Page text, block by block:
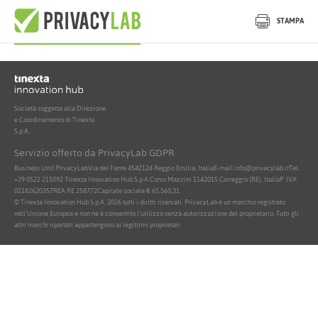
STAMPA
Nessun documento attivo trovato
Società soggetta alla Direzione
e Coordinamento di Tinexta
S.p.A.
Servizio offerto da PrivacyLab GDPR
Business Unit PrivacyLabVia del Fante 4542124 Reggio Emilia, ItaliaE-mail info@privacylab.itTel.
+39 0522 215092Tinexta Innovation Hub S.p.A.Corso Mazzini 1142015 Correggio (RE), ItaliaP. IVA
02182620357REA RE 258772Capitale sociale € 65.560,31
© Tinexta Innovation Hub S.p.A. 2026 tutti i diritti riservati. PrivacyLab è un marchio registrato
nell'Unione Europea e non ne è consentito l'utilizzo senza autorizzazione del proprietario. Tutti gli
altri marchi riportati appartengono ai legittimi proprietari.